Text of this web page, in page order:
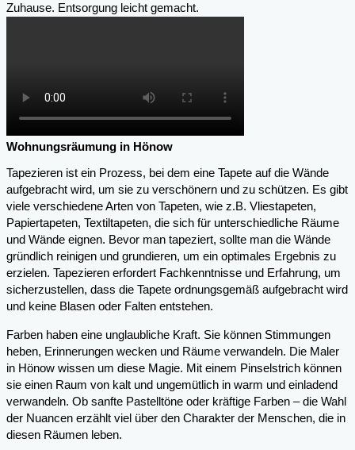
Zuhause. Entsorgung leicht gemacht.
Wohnungsräumung in Hönow
Tapezieren ist ein Prozess, bei dem eine Tapete auf die Wände
aufgebracht wird, um sie zu verschönern und zu schützen. Es gibt
viele verschiedene Arten von Tapeten, wie z.B. Vliestapeten,
Papiertapeten, Textiltapeten, die sich für unterschiedliche Räume
und Wände eignen. Bevor man tapeziert, sollte man die Wände
gründlich reinigen und grundieren, um ein optimales Ergebnis zu
erzielen. Tapezieren erfordert Fachkenntnisse und Erfahrung, um
sicherzustellen, dass die Tapete ordnungsgemäß aufgebracht wird
und keine Blasen oder Falten entstehen.
Farben haben eine unglaubliche Kraft. Sie können Stimmungen
heben, Erinnerungen wecken und Räume verwandeln. Die Maler
in Hönow wissen um diese Magie. Mit einem Pinselstrich können
sie einen Raum von kalt und ungemütlich in warm und einladend
verwandeln. Ob sanfte Pastelltöne oder kräftige Farben – die Wahl
der Nuancen erzählt viel über den Charakter der Menschen, die in
diesen Räumen leben.